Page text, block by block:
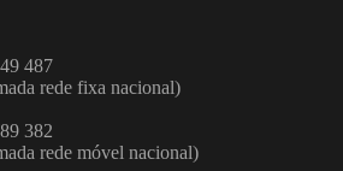
487
rede fixa nacional)
382
rede móvel nacional)